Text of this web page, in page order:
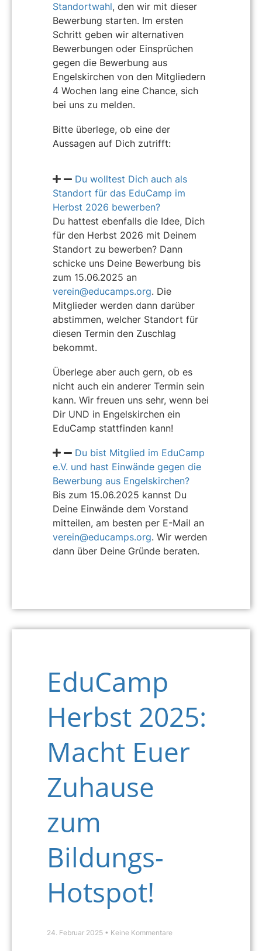
Standortwahl, den wir mit dieser
Bewerbung starten. Im ersten
Schritt geben wir alternativen
Bewerbungen oder Einsprüchen
gegen die Bewerbung aus
Engelskirchen von den Mitgliedern
4 Wochen lang eine Chance, sich
bei uns zu melden.
Bitte überlege, ob eine der
Aussagen auf Dich zutrifft:
Du wolltest Dich auch als
Standort für das EduCamp im
Herbst 2026 bewerben?
Du hattest ebenfalls die Idee, Dich
für den Herbst 2026 mit Deinem
Standort zu bewerben? Dann
schicke uns Deine Bewerbung bis
zum 15.06.2025 an
verein@educamps.org. Die
Mitglieder werden dann darüber
abstimmen, welcher Standort für
diesen Termin den Zuschlag
bekommt.
Überlege aber auch gern, ob es
nicht auch ein anderer Termin sein
kann. Wir freuen uns sehr, wenn bei
Dir UND in Engelskirchen ein
EduCamp stattfinden kann!
Du bist Mitglied im EduCamp
e.V. und hast Einwände gegen die
Bewerbung aus Engelskirchen?
Bis zum 15.06.2025 kannst Du
Deine Einwände dem Vorstand
mitteilen, am besten per E-Mail an
verein@educamps.org. Wir werden
dann über Deine Gründe beraten.
EduCamp
Herbst 2025:
Macht Euer
Zuhause
zum
Bildungs-
Hotspot!
24. Februar 2025 Keine Kommentare